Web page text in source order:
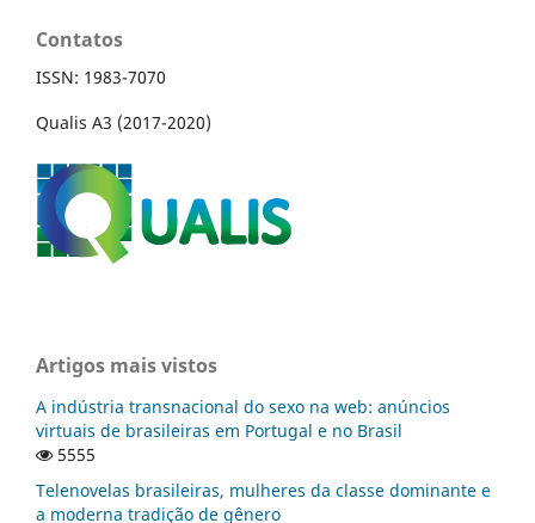
Contatos
ISSN: 1983-7070
Qualis A3 (2017-2020)
Artigos mais vistos
A indústria transnacional do sexo na web: anúncios
virtuais de brasileiras em Portugal e no Brasil
5555
Telenovelas brasileiras, mulheres da classe dominante e
a moderna tradição de gênero